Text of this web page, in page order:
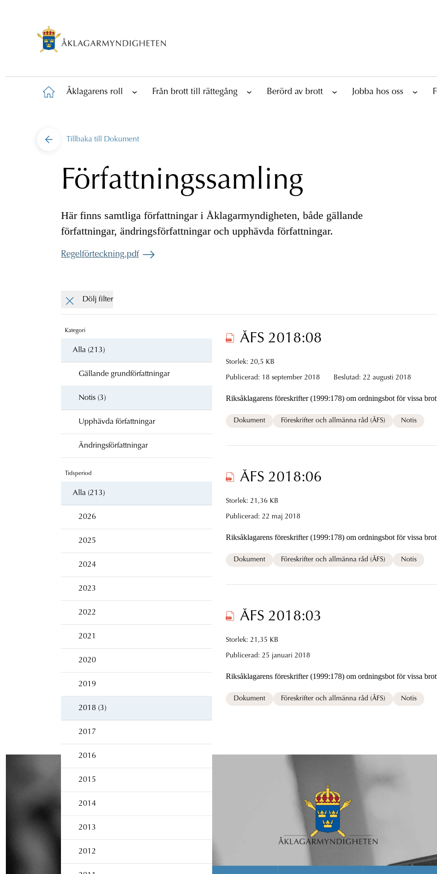
Åklagarens roll Från brott till rättegång Berörd av brott Jobba hos oss
Tillbaka till Dokument
Författningssamling
Här finns samtliga författningar i Åklagarmyndigheten, både gällande
författningar, ändringsförfattningar och upphävda författningar.
Regelförteckning.pdf
Dölj filter
Kategori
Alla (213)
Gällande grundförfattningar
Notis (3)
Upphävda författningar
Ändringsförfattningar
Tidsperiod
Alla (213)
2026
2025
2024
2023
2022
2021
2020
2019
2018 (3)
2017
2016
2015
2014
2013
2012
ÅFS 2018:08
Storlek: 20,5 KB
Publicerad: 18 september 2018 Beslutad: 22 augusti 2018
Riksåklagarens föreskrifter (1999:178) om ordningsbot för vissa
Dokument Föreskrifter och allmänna råd (ÅFS) Notis
ÅFS 2018:06
Storlek: 21,36 KB
Publicerad: 22 maj 2018
Riksåklagarens föreskrifter (1999:178) om ordningsbot för vissa
Dokument Föreskrifter och allmänna råd (ÅFS) Notis
ÅFS 2018:03
Storlek: 21,35 KB
Publicerad: 25 januari 2018
Riksåklagarens föreskrifter (1999:178) om ordningsbot för vissa
Dokument Föreskrifter och allmänna råd (ÅFS) Notis